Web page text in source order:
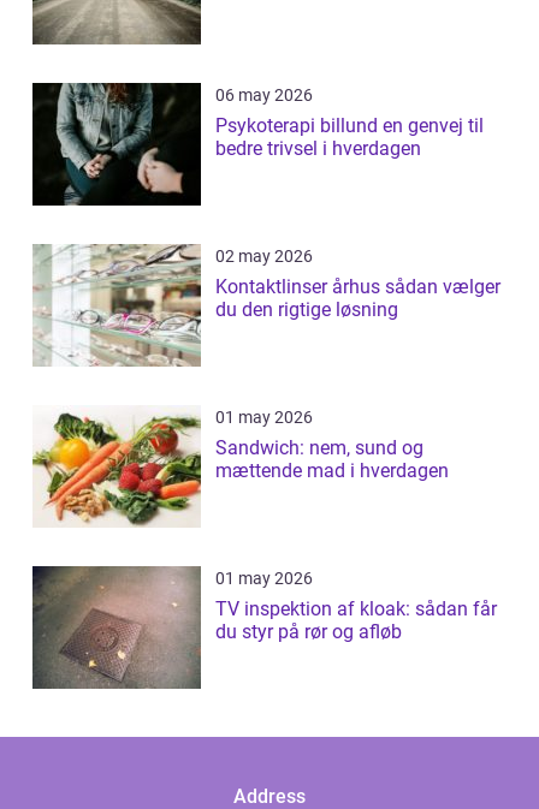
06 may 2026
Psykoterapi billund en genvej til
bedre trivsel i hverdagen
02 may 2026
Kontaktlinser århus sådan vælger
du den rigtige løsning
01 may 2026
Sandwich: nem, sund og
mættende mad i hverdagen
01 may 2026
TV inspektion af kloak: sådan får
du styr på rør og afløb
Address